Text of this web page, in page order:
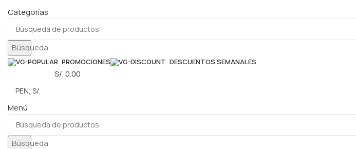
Categorías
Búsqueda
PROMOCIONES DESCUENTOS SEMANALES
S/.0.00
Menú
Búsqueda